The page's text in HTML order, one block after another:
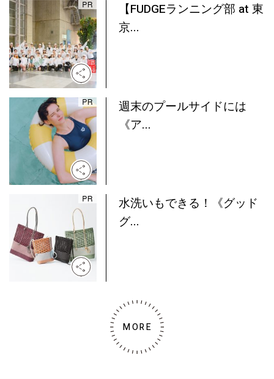
【FUDGEランニング部 at 東
京...
週末のプールサイドには
《ア...
水洗いもできる！《グッド
グ...
MORE